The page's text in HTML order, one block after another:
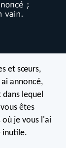
et sœurs,
ai annoncé,
lequel
êtes
où je vous l'ai
inutile.